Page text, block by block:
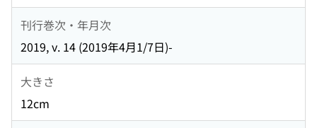
刊行巻次・年月次
2019, v. 14 (2019年4月1/7日)-
大きさ
12cm